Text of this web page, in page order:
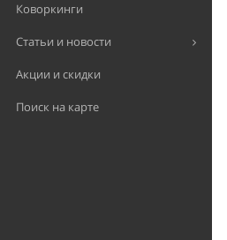
Коворкинги
Статьи и новости
Акции и скидки
Поиск на карте